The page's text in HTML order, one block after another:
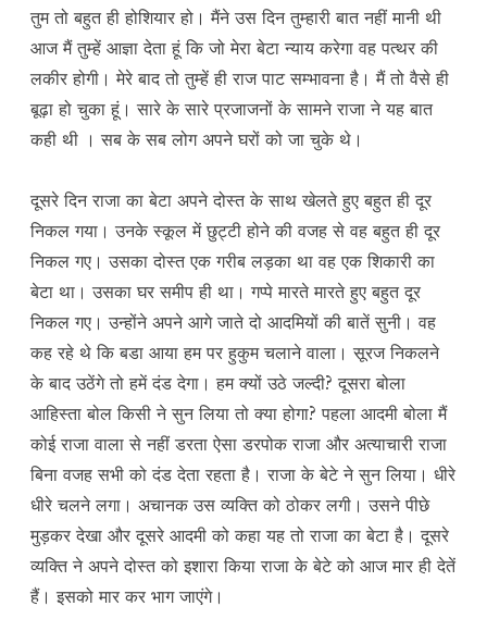
तुम तो बहुत ही होशियार हो। मैंने उस दिन तुम्हारी बात नहीं मानी थी
आज मैं तुम्हें आज्ञा देता हूं कि जो मेरा बेटा न्याय करेगा वह पत्थर की
लकीर होगी। मेरे बाद तो तुम्हें ही राज पाट सम्भावना है। मैं तो वैसे ही
बूढ़ा हो चुका हूं। सारे के सारे प्रजाजनों के सामने राजा ने यह बात
कही थी । सब के सब लोग अपने घरों को जा चुके थे।
दूसरे दिन राजा का बेटा अपने दोस्त के साथ खेलते हुए बहुत ही दूर
निकल गया। उनके स्कूल में छुट्टी होने की वजह से वह बहुत ही दूर
निकल गए। उसका दोस्त एक गरीब लड़का था वह एक शिकारी का
बेटा था। उसका घर समीप ही था। गप्पे मारते मारते हुए बहुत दूर
निकल गए। उन्होंने अपने आगे जाते दो आदमियों की बातें सुनी। वह
कह रहे थे कि बडा आया हम पर हुकुम चलाने वाला। सूरज निकलने
के बाद उठेंगे तो हमें दंड देगा। हम क्यों उठे जल्दी? दूसरा बोला
आहिस्ता बोल किसी ने सुन लिया तो क्या होगा? पहला आदमी बोला मैं
कोई राजा वाला से नहीं डरता ऐसा डरपोक राजा और अत्याचारी राजा
बिना वजह सभी को दंड देता रहता है। राजा के बेटे ने सुन लिया। धीरे
धीरे चलने लगा। अचानक उस व्यक्ति को ठोकर लगी। उसने पीछे
मुड़कर देखा और दूसरे आदमी को कहा यह तो राजा का बेटा है। दूसरे
व्यक्ति ने अपने दोस्त को इशारा किया राजा के बेटे को आज मार ही देतें
हैं। इसको मार कर भाग जाएंगे।